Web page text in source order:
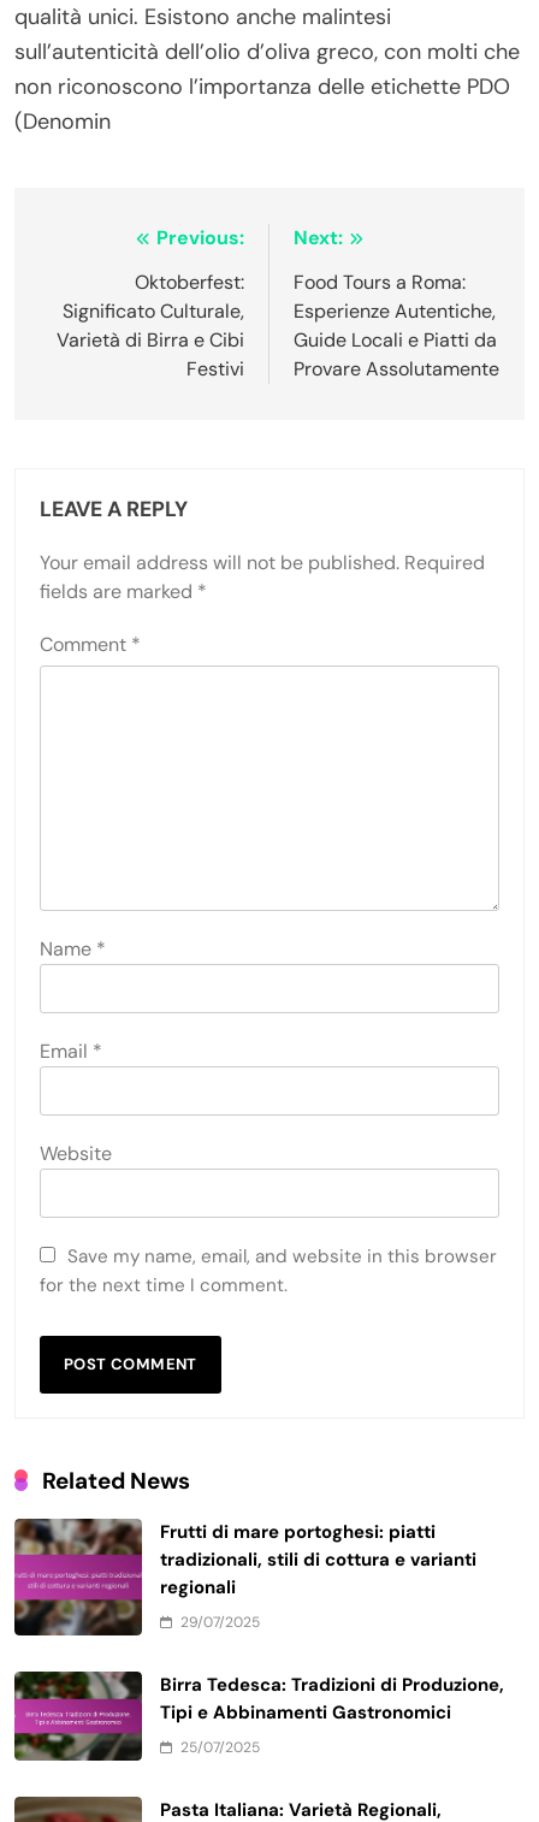
qualità unici. Esistono anche malintesi
sull’autenticità dell’olio d’oliva greco, con molti che
non riconoscono l’importanza delle etichette PDO
(Denomin
Post navigation
Previous:
Oktoberfest:
Significato Culturale,
Varietà di Birra e Cibi
Festivi
Next:
Food Tours a Roma:
Esperienze Autentiche,
Guide Locali e Piatti da
Provare Assolutamente
LEAVE A REPLY
Your email address will not be published. Required
fields are marked *
Comment *
Name *
Email *
Website
Save my name, email, and website in this browser
for the next time I comment.
Related News
Frutti di mare portoghesi: piatti
tradizionali, stili di cottura e varianti
regionali
29/07/2025
Birra Tedesca: Tradizioni di Produzione,
Tipi e Abbinamenti Gastronomici
25/07/2025
Pasta Italiana: Varietà Regionali,